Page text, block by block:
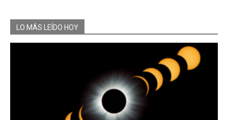
LO MÁS LEÍDO HOY